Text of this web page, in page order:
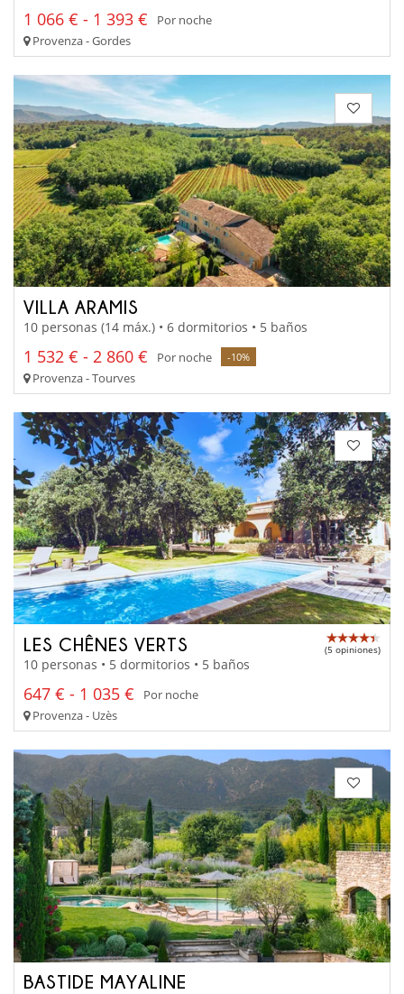
1 066 € - 1 393 €
Por noche
Provenza - Gordes
VILLA ARAMIS
10 personas (14 máx.) • 6 dormitorios • 5 baños
1 532 € - 2 860 € Por noche -10%
Provenza - Tourves
LES CHÊNES VERTS (5 opiniones)
10 personas • 5 dormitorios • 5 baños
647 € - 1 035 €
Por noche
Provenza - Uzès
BASTIDE MAYALINE